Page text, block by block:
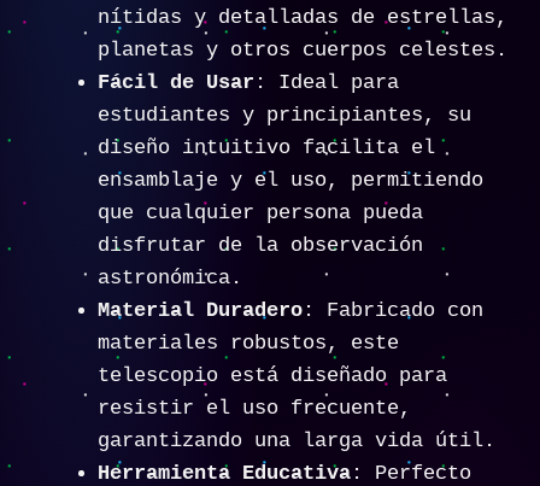
nítidas y detalladas de estrellas,
planetas y otros cuerpos celestes.
Fácil de Usar : Ideal para
estudiantes y principiantes, su
diseño intuitivo facilita el
ensamblaje y el uso, permitiendo
que cualquier persona pueda
disfrutar de la observación
astronómica.
Material Duradero : Fabricado con
materiales robustos, este
telescopio está diseñado para
resistir el uso frecuente,
garantizando una larga vida útil.
Herramienta Educativa : Perfecto